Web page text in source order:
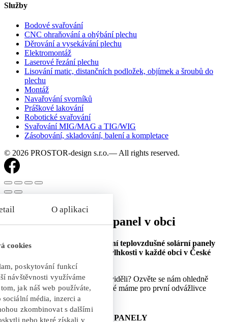
Služby
Bodové svařování
CNC ohraňování a ohýbání plechu
Děrování a vysekávání plechu
Elektromontáž
Laserové řezání plechu
Lisování matic, distančních podložek, objímek a šroubů do
plechu
Montáž
Navařování svorníků
Práškové lakování
Robotické svařování
Svařování MIG/MAG a TIG/WIG
Zásobování, skladování, balení a kompletace
© 2026 PROSTOR-design s.r.o.— All rights reserved.
Sleva 10 % na první panel v obci
Chceme, aby vám naše originální teplovzdušné solární panely
pomáhaly zbavovat se plísně a vlhkosti v každé obci v České
Ještě jste ve svém okolí žádný neviděli? Ozvěte se nám ohledně
možné slevy a dalších výhod, které máme pro první odvážlivce
připravené!
TEPLOVZDUŠNÉ SOLÁRNÍ PANELY